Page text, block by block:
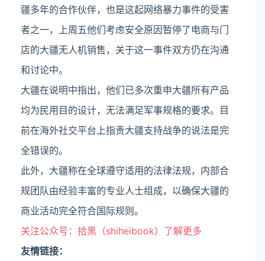
疆多年的合作伙伴，也是这起网络暴力事件的受害
者之一，上周五他们考虑安全原因暂停了电商与门
店的大疆无人机销售，关于这一事件双方仍在沟通
和讨论中。
大疆在说明中指出，他们已多次重申大疆所有产品
均为民用目的设计，无法满足军事规格的要求。目
前在海外社交平台上指责大疆支持战争的说法是完
全错误的。
此外，大疆称在全球遵守适用的法律法规，内部合
规团队由经验丰富的专业人士组成，以确保大疆的
商业活动完全符合国际规则。
关注公众号：拾黑（shiheibook）了解更多
友情链接：